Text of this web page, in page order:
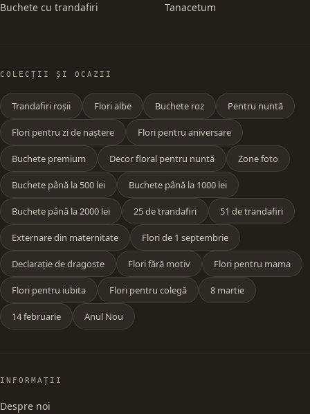
Buchete cu trandafiri
Tanacetum
COLECȚII ȘI OCAZII
Trandafiri roșii Flori albe Buchete roz Pentru nuntă
Flori pentru zi de naștere Flori pentru aniversare
Buchete premium Decor floral pentru nuntă Zone foto
Buchete până la 500 lei Buchete până la 1000 lei
Buchete până la 2000 lei 25 de trandafiri 51 de trandafiri
Externare din maternitate Flori de 1 septembrie
Declarație de dragoste Flori fără motiv Flori pentru mama
Flori pentru iubita Flori pentru colegă 8 martie
14 februarie Anul Nou
INFORMAȚII
Despre noi